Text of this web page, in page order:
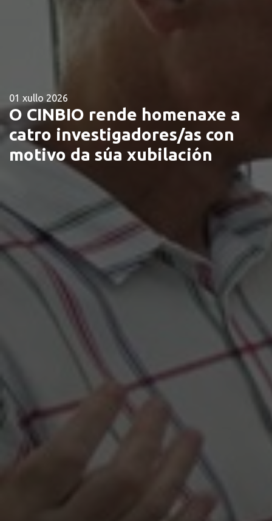
01 xullo 2026
O CINBIO rende homenaxe a
catro investigadores/as con
motivo da súa xubilación